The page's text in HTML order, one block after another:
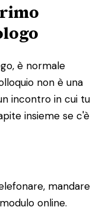
è normale
non è una
incontro in cui tu
insieme se c'è
mandare
online.